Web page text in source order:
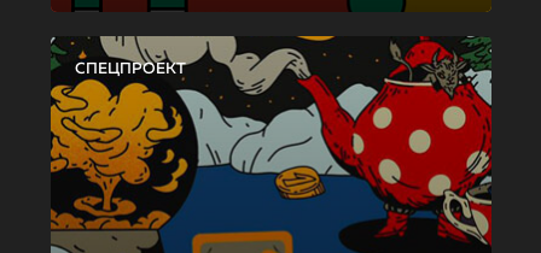
СПЕЦПРОЕКТ